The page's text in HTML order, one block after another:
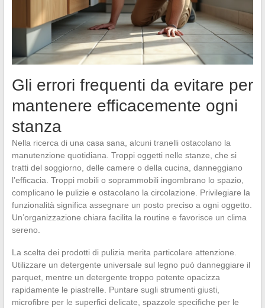
Gli errori frequenti da evitare per
mantenere efficacemente ogni
stanza
Nella ricerca di una casa sana, alcuni tranelli ostacolano la
manutenzione quotidiana. Troppi oggetti nelle stanze, che si
tratti del soggiorno, delle camere o della cucina, danneggiano
l’efficacia. Troppi mobili o soprammobili ingombrano lo spazio,
complicano le pulizie e ostacolano la circolazione. Privilegiare la
funzionalità significa assegnare un posto preciso a ogni oggetto.
Un’organizzazione chiara facilita la routine e favorisce un clima
sereno.
La scelta dei prodotti di pulizia merita particolare attenzione.
Utilizzare un detergente universale sul legno può danneggiare il
parquet, mentre un detergente troppo potente opacizza
rapidamente le piastrelle. Puntare sugli strumenti giusti,
microfibre per le superfici delicate, spazzole specifiche per le